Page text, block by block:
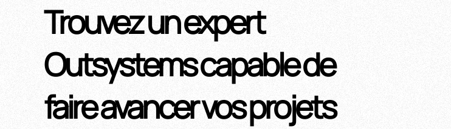
Trouvez un expert
Outsystems capable de
faire avancer vos projets